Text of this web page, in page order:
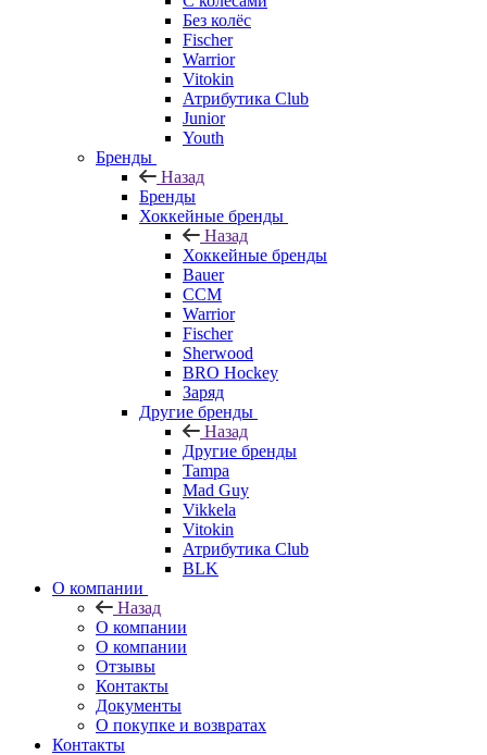
Без колёс
Fischer
Warrior
Vitokin
Атрибутика Club
Junior
Youth
Бренды
Назад
Бренды
Хоккейные бренды
Назад
Хоккейные бренды
Bauer
CCM
Warrior
Fischer
Sherwood
BRO Hockey
Заряд
Другие бренды
Назад
Другие бренды
Tampa
Mad Guy
Vikkela
Vitokin
Атрибутика Club
BLK
О компании
Назад
О компании
О компании
Отзывы
Контакты
Документы
О покупке и возвратах
Контакты